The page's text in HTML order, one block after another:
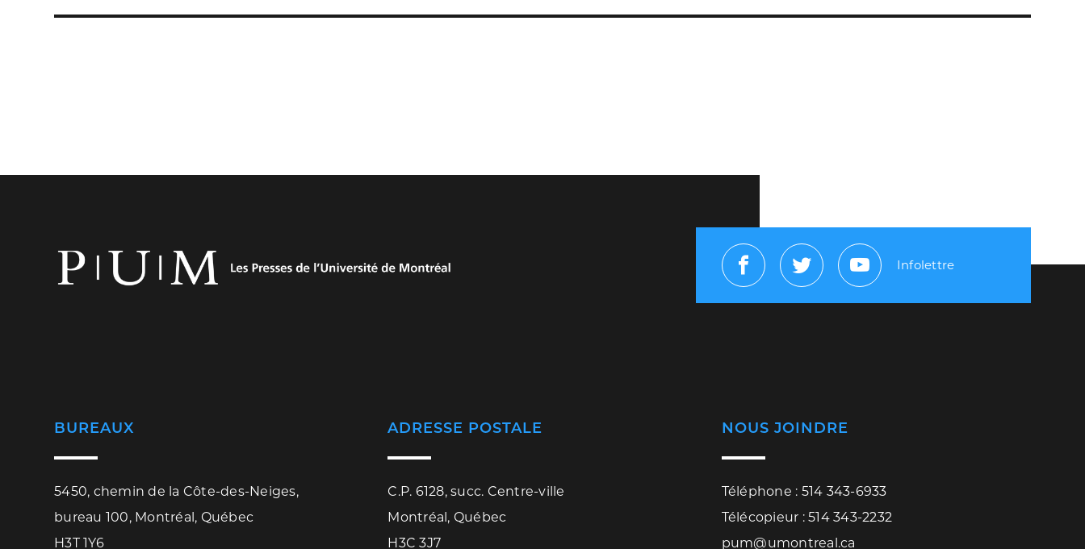
FacebookTwitterYoutube
Infolettre
BUREAUX
5450, chemin de la Côte-des-Neiges,
bureau 100, Montréal, Québec
H3T 1Y6
ADRESSE POSTALE
C.P. 6128, succ. Centre-ville
Montréal, Québec
H3C 3J7
NOUS JOINDRE
Téléphone : 514 343-6933
Télécopieur : 514 343-2232
pum@umontreal.ca